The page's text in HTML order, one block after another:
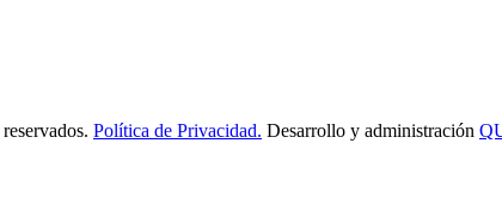
Política de Privacidad. Desarrollo y administración